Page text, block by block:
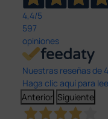
4,4/5
597
opiniones
Nuestras reseñas de
Haga clic aquí para
Anterior Siguiente